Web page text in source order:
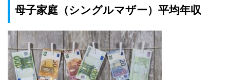
母子家庭（シングルマザー）平均年収